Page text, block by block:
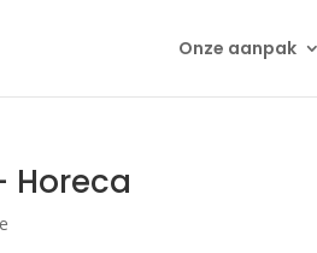
Onze aanpak
Horeca